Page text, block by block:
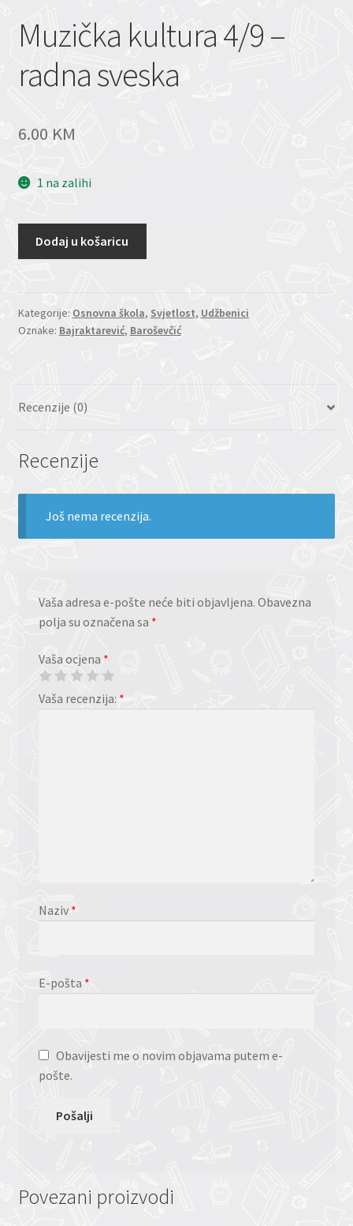
Muzička kultura 4/9 –
radna sveska
6.00 KM
1 na zalihi
Dodaj u košaricu
Kategorije: Osnovna škola, Svjetlost, Udžbenici
Oznake: Bajraktarević, Baroševčić
Recenzije (0)
Recenzije
Još nema recenzija.
Vaša adresa e-pošte neće biti objavljena. Obavezna
polja su označena sa *
Vaša ocjena *
Vaša recenzija: *
Naziv*
E-pošta *
Obavijesti me o novim objavama putem e-
pošte.
Povezani proizvodi